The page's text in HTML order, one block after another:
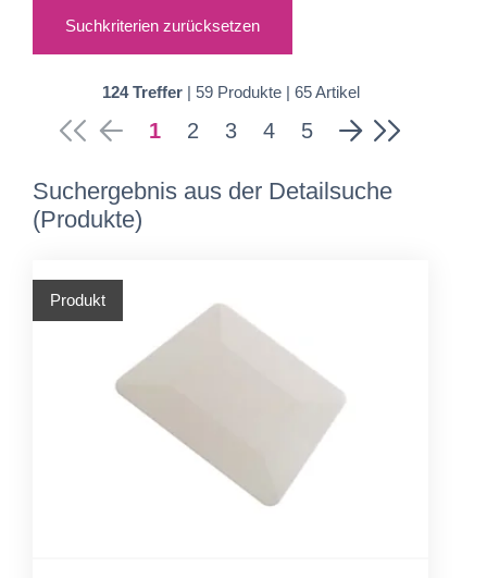
Suchkriterien zurücksetzen
124 Treffer| 59 Produkte | 65 Artikel
1 2 3 4 5
Suchergebnis aus der Detailsuche
(Produkte)
Produkt